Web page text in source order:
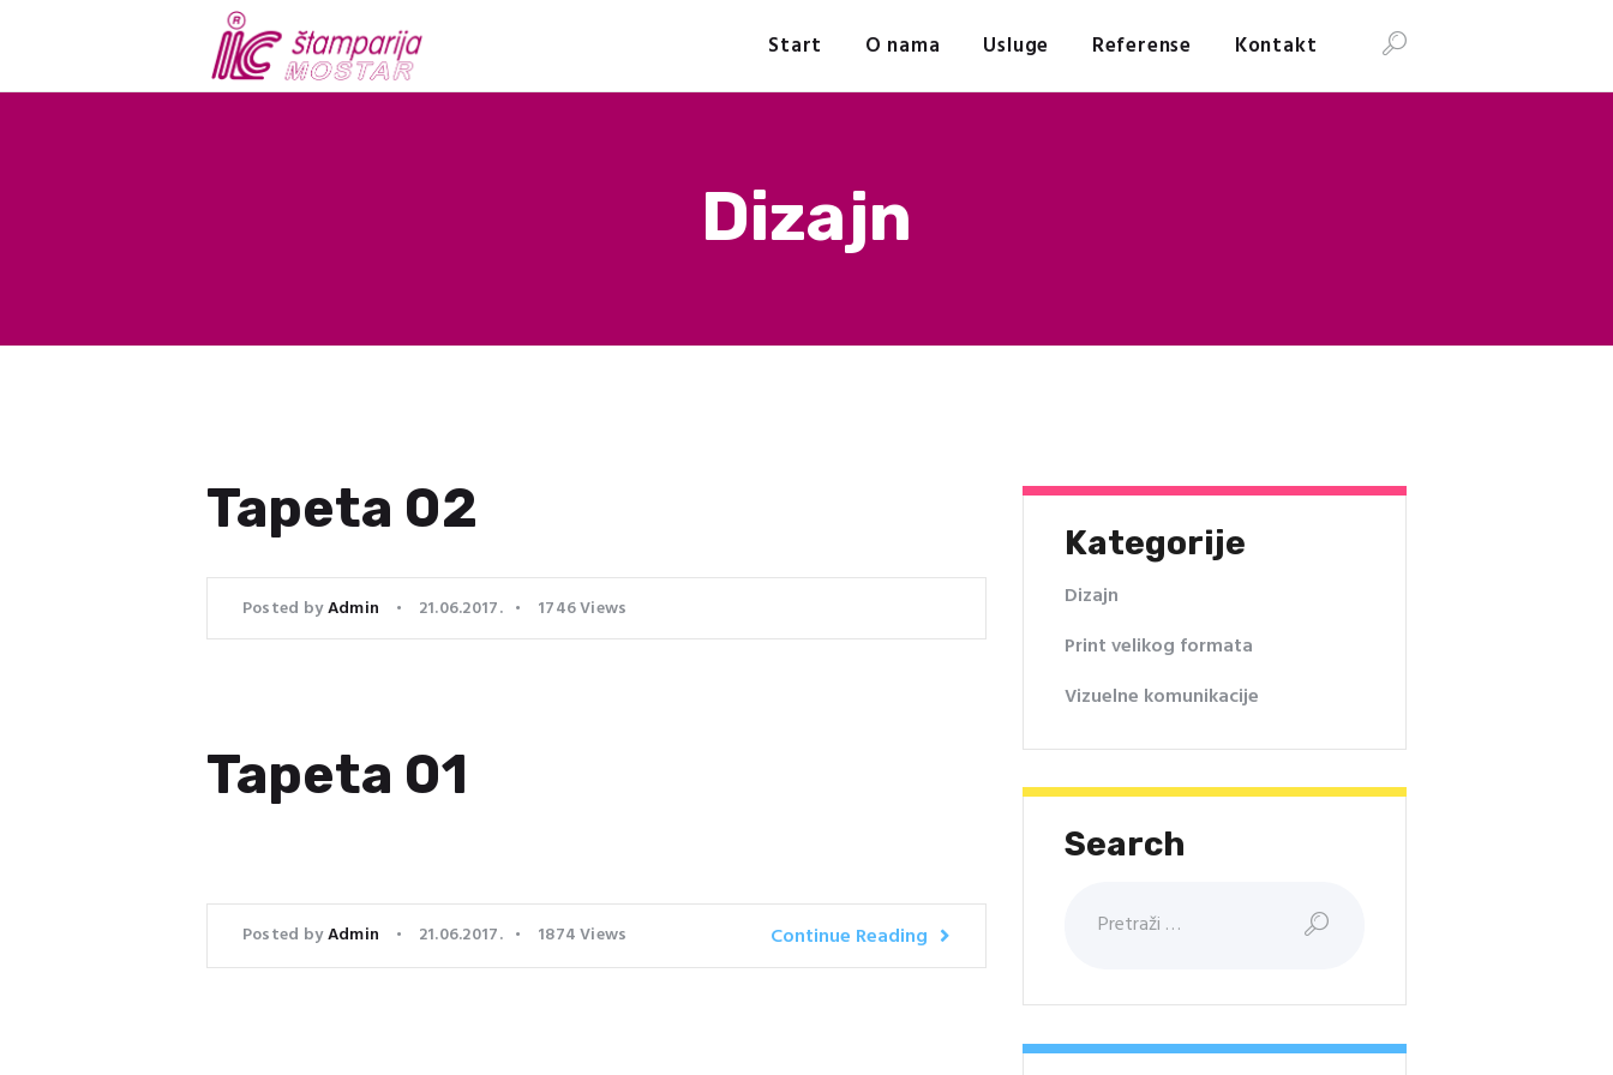
Start O nama Usluge Referense Kontakt
Dizajn
IC ŠTAMPARIJA
Tapeta 02
Posted byAdmin 21.06.2017. 1746Views
Tapeta 01
Posted byAdmin 21.06.2017. 1874Views Continue Reading
Kategorije
Dizajn
Print velikog formata
Vizuelne komunikacije
Search